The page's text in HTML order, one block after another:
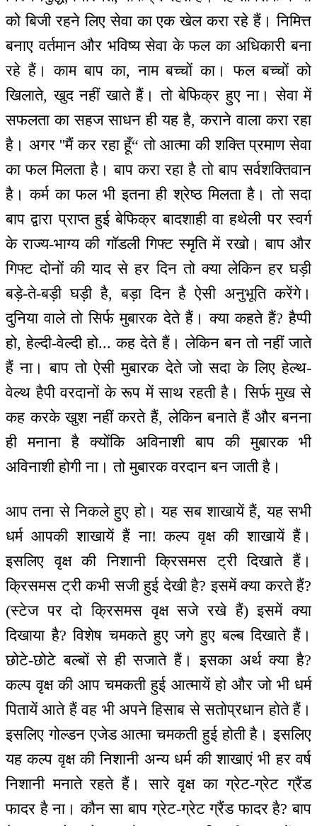
को बिजी रहने लिए सेवा का एक खेल करा रहे हैं। निमित्त
बनाए वर्तमान और भविष्य सेवा के फल का अधिकारी बना
रहे हैं। काम बाप का, नाम बच्चों का। फल बच्चों को
खिलाते, खुद नहीं खाते हैं। तो बेफिक्र हुए ना। सेवा में
सफलता का सहज साधन ही यह है, कराने वाला करा रहा
है। अगर ''मैं कर रहा हूँ“ तो आत्मा की शक्ति प्रमाण सेवा
का फल मिलता है। बाप करा रहा है तो बाप सर्वशक्तिवान
है। कर्म का फल भी इतना ही श्रेष्ठ मिलता है। तो सदा
बाप द्वारा प्राप्त हुई बेफिक्र बादशाही वा हथेली पर स्वर्ग
के राज्य-भाग्य की गॉडली गिफ्ट स्मृति में रखो। बाप और
गिफ्ट दोनों की याद से हर दिन तो क्या लेकिन हर घड़ी
बड़े-ते-बड़ी घड़ी है, बड़ा दिन है ऐसी अनुभूति करेंगे।
दुनिया वाले तो सिर्फ मुबारक देते हैं। क्या कहते हैं? हैप्पी
हो, हेल्दी-वेल्दी हो... कह देते हैं। लेकिन बन तो नहीं जाते
हैं ना। बाप तो ऐसी मुबारक देते जो सदा के लिए हेल्थ-
वेल्थ हैपी वरदानों के रूप में साथ रहती है। सिर्फ मुख से
कह करके खुश नहीं करते हैं, लेकिन बनाते हैं और बनना
ही मनाना है क्योंकि अविनाशी बाप की मुबारक भी
अविनाशी होगी ना। तो मुबारक वरदान बन जाती है।
आप तना से निकले हुए हो। यह सब शाखायें हैं, यह सभी
धर्म आपकी शाखायें हैं ना! कल्प वृक्ष की शाखायें हैं।
इसलिए वृक्ष की निशानी क्रिसमस ट्री दिखाते हैं।
क्रिसमस ट्री कभी सजी हुई देखी है? इसमें क्या करते हैं?
(स्टेज पर दो क्रिसमस वृक्ष सजे रखे हैं) इसमें क्या
दिखाया है? विशेष चमकते हुए जगे हुए बल्ब दिखाते हैं।
छोटे-छोटे बल्बों से ही सजाते हैं। इसका अर्थ क्या है?
कल्प वृक्ष की आप चमकती हुई आत्मायें हो और जो भी धर्म
पितायें आते हैं वह भी अपने हिसाब से सतोप्रधान होते हैं।
इसलिए गोल्डन एजेड आत्मा चमकती हुई होती है। इसलिए
यह कल्प वृक्ष की निशानी अन्य धर्म की शाखाएं भी हर वर्ष
निशानी मनाते रहते हैं। सारे वृक्ष का ग्रेट-ग्रेट ग्रैंड
फादर है ना। कौन सा बाप ग्रेट-ग्रेट ग्रैंड फादर है? बाप